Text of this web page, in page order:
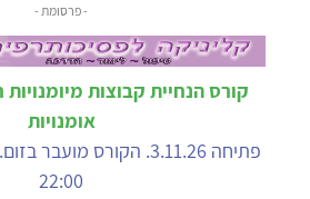
- פרסומת -
קורס הנחיית קבוצות
אומנויות
22:00